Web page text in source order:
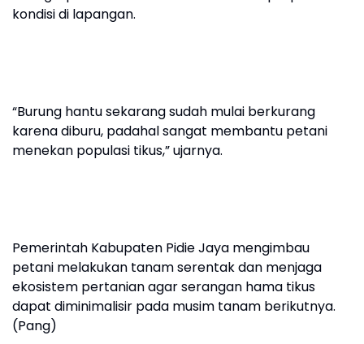
kondisi di lapangan.
“Burung hantu sekarang sudah mulai berkurang
karena diburu, padahal sangat membantu petani
menekan populasi tikus,” ujarnya.
Pemerintah Kabupaten Pidie Jaya mengimbau
petani melakukan tanam serentak dan menjaga
ekosistem pertanian agar serangan hama tikus
dapat diminimalisir pada musim tanam berikutnya.
(Pang)